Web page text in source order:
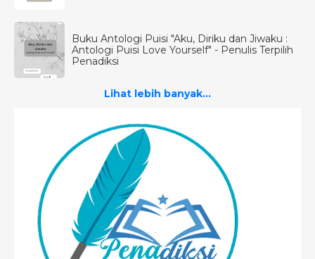
Buku Antologi Puisi "Aku, Diriku dan Jiwaku :
Antologi Puisi Love Yourself" - Penulis Terpilih
Penadiksi
Lihat lebih banyak...